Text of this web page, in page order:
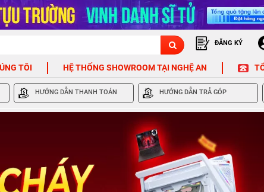
ĐĂNG KÝ
TÔI HỆ THỐNG SHOWROOM TẠI NGHỆ AN
HƯỚNG DẪN THANH TOÁN HƯỚNG DẪN TRẢ GÓP